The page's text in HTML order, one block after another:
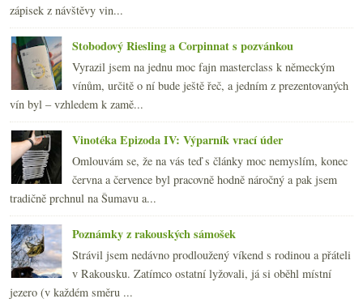
zápisek z návštěvy vin...
Stobodový Riesling a Corpinnat s pozvánkou
Vyrazil jsem na jednu moc fajn masterclass k německým
vínům, určitě o ní bude ještě řeč, a jedním z prezentovaných
vín byl – vzhledem k zamě...
Vinotéka Epizoda IV: Výparník vrací úder
Omlouvám se, že na vás teď s články moc nemyslím, konec
června a července byl pracovně hodně náročný a pak jsem
tradičně prchnul na Šumavu a...
Poznámky z rakouských sámošek
Strávil jsem nedávno prodloužený víkend s rodinou a přáteli
v Rakousku. Zatímco ostatní lyžovali, já si oběhl místní
jezero (v každém směru ...